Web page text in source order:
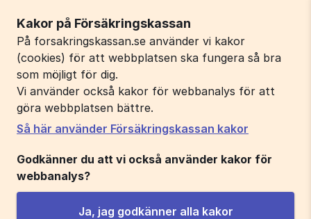
Kakor på Försäkringskassan
På forsakringskassan.se använder vi kakor
(cookies) för att webbplatsen ska fungera så bra
som möjligt för dig.
Vi använder också kakor för webbanalys för att
göra webbplatsen bättre.
Så här använder Försäkringskassan kakor
Godkänner du att vi också använder kakor för
webbanalys?
Ja, jag godkänner alla kakor